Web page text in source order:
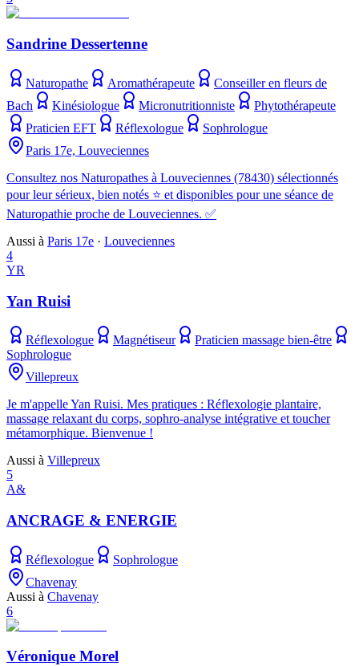
Sandrine Dessertenne
Naturopathe Aromathérapeute
Conseiller en fleurs de
Bach
Kinésiologue Micronutritionniste
Phytothérapeute
Praticien EFT
Réflexologue
Sophrologue
Paris 17e, Louveciennes
Consultez nos Naturopathes à Louveciennes (78430) sélectionnés
pour leur sérieux, bien notés ⭐ et disponibles pour une séance de
Naturopathie proche de Louveciennes. ✅
Aussi à Paris 17e · Louveciennes
4
YR
Yan Ruisi
Réflexologue Magnétiseur
Praticien massage bien-être
Sophrologue
Villepreux
Je m'appelle Yan Ruisi. Mes pratiques : Réflexologie plantaire,
massage relaxant du corps, sophro-analyse intégrative et toucher
métamorphique. Bienvenue !
Aussi à Villepreux
5
A&
ANCRAGE & ENERGIE
Réflexologue
Sophrologue
Chavenay
Aussi à Chavenay
6
Véronique Morel